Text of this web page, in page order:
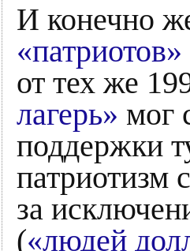
И конечно
«патриотов»
от тех же
лагерь» мог
поддержки
патриотизм
за
(«людей